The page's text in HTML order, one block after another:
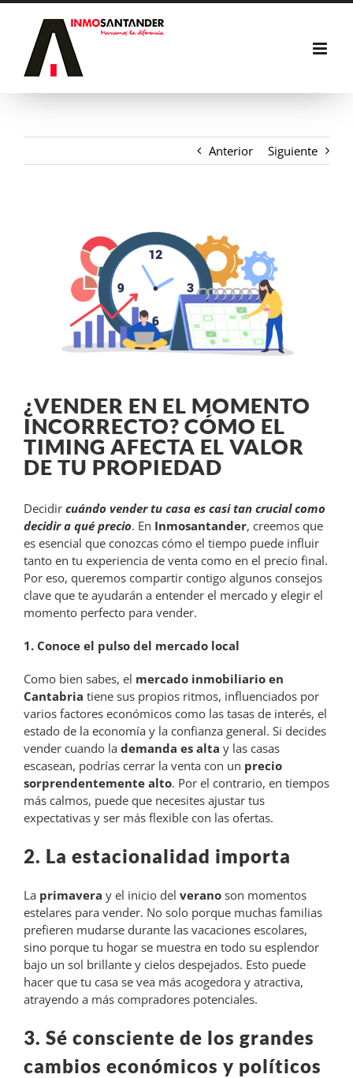
Saltar
contenido
Anterior Siguiente
¿VENDER EN EL MOMENTO
INCORRECTO? CÓMO EL
TIMING AFECTA EL VALOR
DE TU PROPIEDAD
Decidir cuándo vender tu casa es casi tan crucial como
decidir a qué precio. En Inmosantander, creemos que
es esencial que conozcas cómo el tiempo puede influir
tanto en tu experiencia de venta como en el precio final.
Por eso, queremos compartir contigo algunos consejos
clave que te ayudarán a entender el mercado y elegir el
momento perfecto para vender.
1. Conoce el pulso del mercado local
Como bien sabes, el mercado inmobiliario en
Cantabria tiene sus propios ritmos, influenciados por
varios factores económicos como las tasas de interés, el
estado de la economía y la confianza general. Si decides
vender cuando la demanda es alta y las casas
escasean, podrías cerrar la venta con un precio
sorprendentemente alto. Por el contrario, en tiempos
más calmos, puede que necesites ajustar tus
expectativas y ser más flexible con las ofertas.
2. La estacionalidad importa
La primavera y el inicio del verano son momentos
estelares para vender. No solo porque muchas familias
prefieren mudarse durante las vacaciones escolares,
sino porque tu hogar se muestra en todo su esplendor
bajo un sol brillante y cielos despejados. Esto puede
hacer que tu casa se vea más acogedora y atractiva,
atrayendo a más compradores potenciales.
3. Sé consciente de los grandes
cambios económicos y políticos